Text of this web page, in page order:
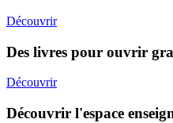
Découvrir
Des livres pour ouvrir
Découvrir
Découvrir l'espace